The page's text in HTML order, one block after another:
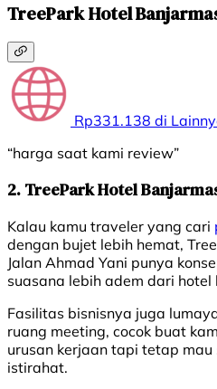
TreePark Hotel
Rp331.138 di
“harga saat kami review”
2. TreePark Hotel
Kalau kamu traveler yang cari
dengan bujet lebih hemat,
Jalan Ahmad Yani punya
suasana lebih adem dari
Fasilitas bisnisnya juga
ruang meeting, cocok buat
urusan kerjaan tapi tetap
istirahat.